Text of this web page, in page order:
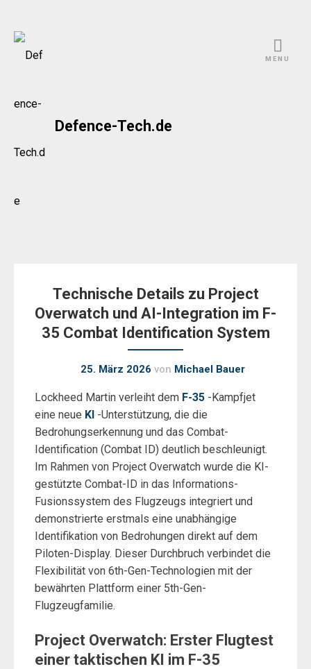
Skip
Defence-Tech.de
MENU
Technische Details zu Project
Overwatch und AI-Integration im F-
35 Combat Identification System
25. März 2026 von Michael Bauer
Lockheed Martin verleiht dem F-35 -Kampfjet
eine neue KI -Unterstützung, die die
Bedrohungserkennung und das Combat-
Identification (Combat ID) deutlich beschleunigt.
Im Rahmen von Project Overwatch wurde die KI-
gestützte Combat-ID in das Informations-
Fusionssystem des Flugzeugs integriert und
demonstrierte erstmals eine unabhängige
Identifikation von Bedrohungen direkt auf dem
Piloten-Display. Dieser Durchbruch verbindet die
Flexibilität von 6th-Gen-Technologien mit der
bewährten Plattform einer 5th-Gen-
Flugzeugfamilie.
Project Overwatch: Erster Flugtest
einer taktischen KI im F-35